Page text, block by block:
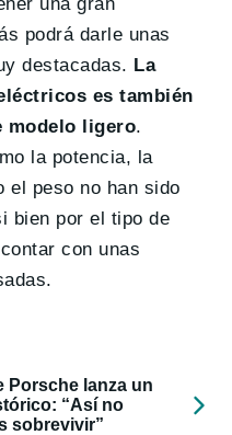
podrá darle unas
destacadas. La
es también
modelo ligero.
la potencia, la
el peso no han sido
bien por el tipo de
con unas
Porsche lanza un
“Así no
sobrevivir”